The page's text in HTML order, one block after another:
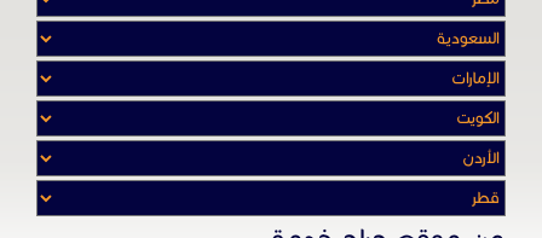
أدواتنا ومهاراتنا تميّـزنا للربط بين البائع
والشـاري بشكل مجاني لجميـع السلــع
والخـدمـات أينمـــا أرادوا وحيثـمـا كانـوا
تصفح في الموقع